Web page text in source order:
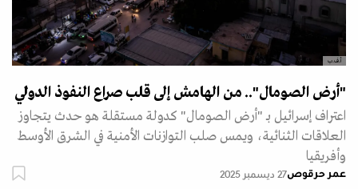
أ.ف.ب
"أرض الصومال".. من الهامش إلى قلب صراع النفوذ الدولي
اعتراف إسرائيل بـ "أرض الصومال" كدولة مستقلة هو حدث يتجاوز
العلاقات الثنائية، ويمس صلب التوازنات الأمنية في الشرق الأوسط
وأفريقيا
عمر حرقوص27 ديسمبر 2025